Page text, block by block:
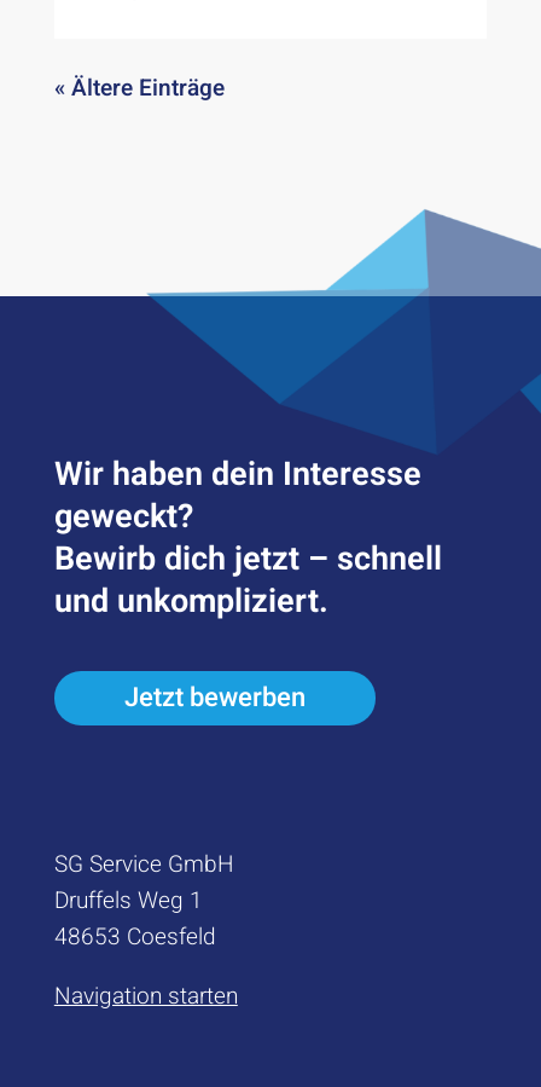
« Ältere Einträge
Wir haben dein Inter­esse
geweckt?
Bewirb dich jetzt – schnell
und unkompliziert.
Jetzt bewerben
SG Service GmbH
Druffels Weg 1
48653 Coesfeld
Navigation starten